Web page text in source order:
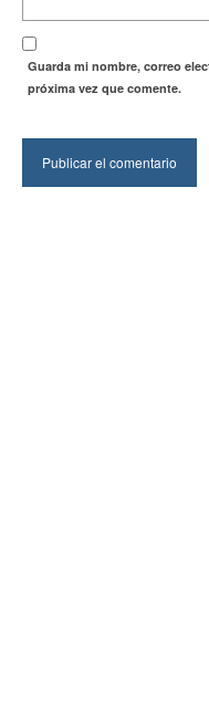
Guarda mi nombre, correo
próxima vez que comente.